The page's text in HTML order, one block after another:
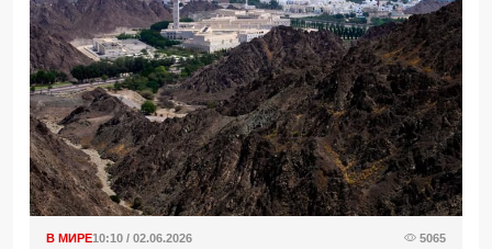
В МИРЕ10:10 / 02.06.2026 5065